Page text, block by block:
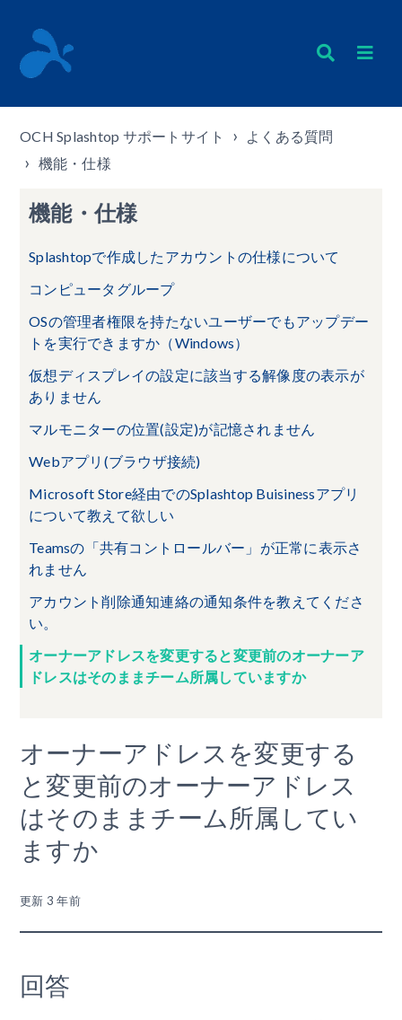
OCH Splashtop サポートサイト
よくある質問
機能・仕様
機能・仕様
Splashtopで作成したアカウントの仕様について
コンピュータグループ
OSの管理者権限を持たないユーザーでもアップデー
トを実行できますか（Windows）
仮想ディスプレイの設定に該当する解像度の表示が
ありません
マルモニターの位置(設定)が記憶されません
Webアプリ(ブラウザ接続)
Microsoft Store経由でのSplashtop Buisinessアプリ
について教えて欲しい
Teamsの「共有コントロールバー」が正常に表示さ
れません
アカウント削除通知連絡の通知条件を教えてくださ
い。
オーナーアドレスを変更すると変更前のオーナーア
ドレスはそのままチーム所属していますか
オーナーアドレスを変更する
と変更前のオーナーアドレス
はそのままチーム所属してい
ますか
更新 3 年前
回答